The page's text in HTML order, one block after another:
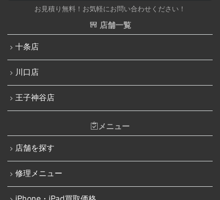
iPadバッテリー交換
iPadパネル交換修理（ガラス液晶一体型）
iPad液晶パネル交換修理（画面表示不良）
iPad充電コネクタ交換修理
iPad水没洗浄作業
iPadその他部品修理
Nintendo Switch修理実績
Nintendo Switchバッテリー交換
Nintendo Switch液晶画面修理交換
Nintendo Siwtch充電コネクタ修理
iPhone SE（第2世代）
iPhone 12 Pro
iPhone 12 mini
iPhone 12 Pro Max
iPhone 13
iPhone 13 mini
iPhone 13 Pro Max
iPhone SE（第3世代）
iPhone 14
お見積り無料！お気軽にお問い合わせください！
店舗一覧
十条店
川口店
王子神谷店
メニュー
店舗を探す
修理メニュー